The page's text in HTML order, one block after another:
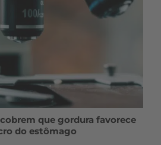
que gordura favorece
do estômago